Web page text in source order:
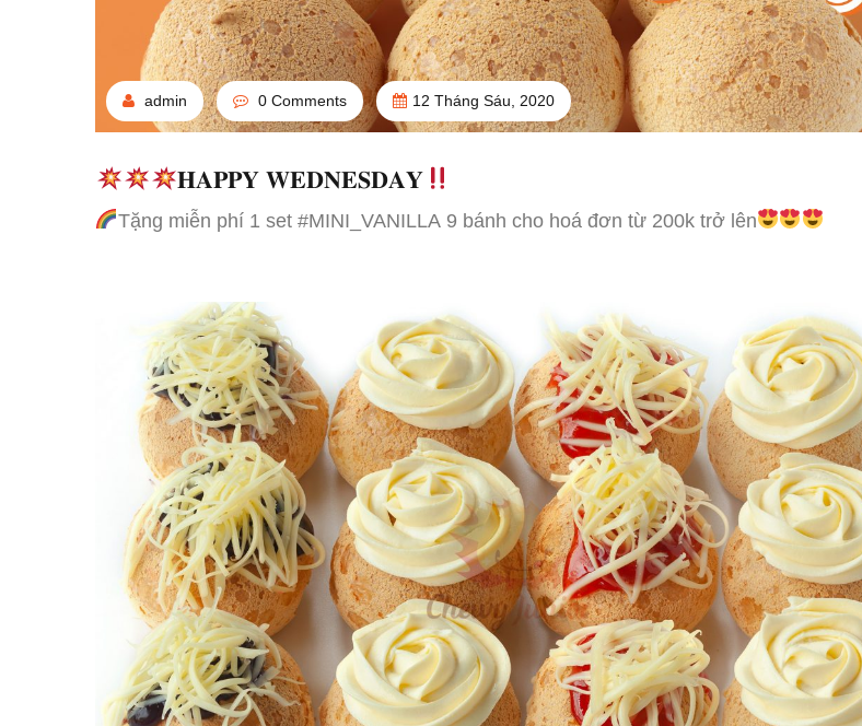
admin 0 Comments 12 Tháng Sáu, 2020
𝐇𝐀𝐏𝐏𝐘 𝐖𝐄𝐃𝐍𝐄𝐒𝐃𝐀𝐘
Tặng miễn phí 1 set #MINI_VANILLA 9 bánh cho hoá đơn từ 200k trở lên